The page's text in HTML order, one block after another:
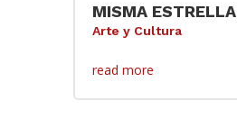
MISMA ESTRELLA
Arte y Cultura
read more